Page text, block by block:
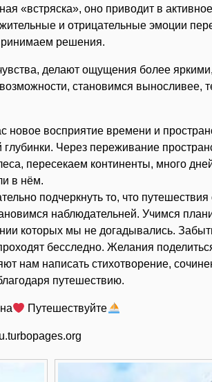
«встряска», оно приводит в
и отрицательные эмоции
решения.
делают ощущения более
становимся выносливее,
новое восприятие времени и
глубинки. Через переживание
пересекаем континенты, много
в нём.
подчеркнуть то, что
наблюдательней. Учимся
которых мы не догадывались.
бесследно. Желания
нам написать стихотворение,
путешествию.
Путешествуйте